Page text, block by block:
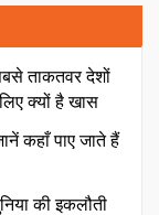
ताकतवर देशों
क्यों है खास
कहाँ पाए जाते हैं
की इकलौती